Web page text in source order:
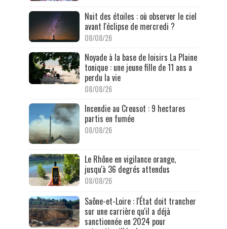
Nuit des étoiles : où observer le ciel
avant l'éclipse de mercredi ?
08/08/26
Noyade à la base de loisirs La Plaine
tonique : une jeune fille de 11 ans a
perdu la vie
08/08/26
Incendie au Creusot : 9 hectares
partis en fumée
08/08/26
Le Rhône en vigilance orange,
jusqu'à 36 degrés attendus
08/08/26
Saône-et-Loire : l'État doit trancher
sur une carrière qu'il a déjà
sanctionnée en 2024 pour